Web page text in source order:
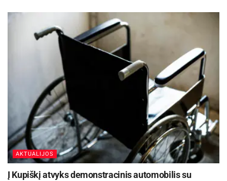
AKTUALIJOS
Į Kupiškį atvyks demonstracinis automobilis su